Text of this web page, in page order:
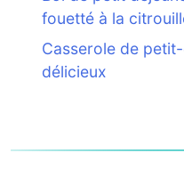
fouetté à la
Casserole de
délicieux